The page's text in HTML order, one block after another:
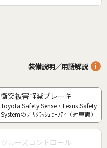
装備説明／用語解説
衝突被害軽減ブレーキ
Toyota Safety Sense・Lexus Safety
Systemのﾌﾟﾘｸﾗｯｼｭｾｰﾌﾃｨ（対車両）
クルーズコントロール